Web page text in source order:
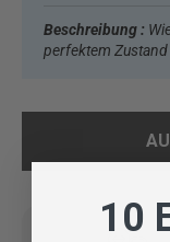
Beschreibung :
perfektem Zustand
10